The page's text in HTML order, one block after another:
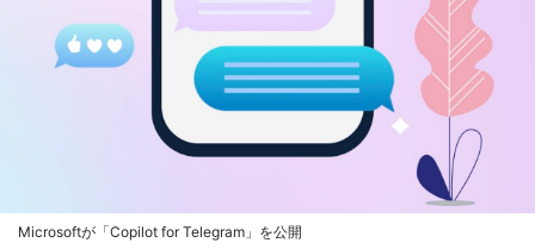
Microsoftが「Copilot for Telegram」を公開